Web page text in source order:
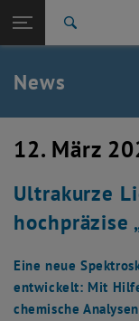
TU Login
Quicklinks
Quicklinks-Menü
Studium
Zurück: Subseiten von
Zurück zur letzten
Aktuelles
News
News
12. März
Ultrakurze
hochpräzise
Eine neue
entwickelt: Mit
chemische